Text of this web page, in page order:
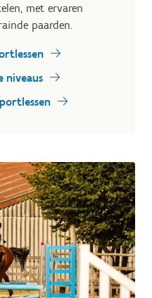
met ervaren
paarden.
niveaus